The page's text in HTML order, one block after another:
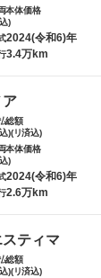
本体価格
)
2024(令和6)年
3.4万km
ア
総額
)(リ済込)
本体価格
)
2024(令和6)年
2.6万km
スティマ
総額
)(リ済込)